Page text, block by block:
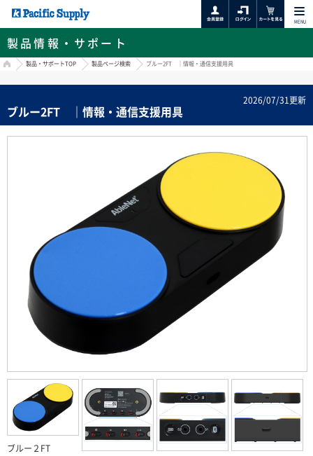
MENU
製品情報・サポート
HOME製品・サポートTOP 製品ページ検索 ブルー2FT ｜情報・通信支援用具
2026/07/31更新
ブルー2FT ｜情報・通信支援用具
ブルー２FT